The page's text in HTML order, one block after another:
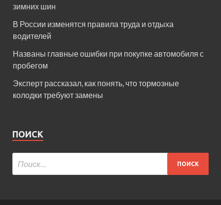
зимних шин
В России изменятся правила труда и отдыха
водителей
Названы главные ошибки при покупке автомобиля с
пробегом
Эксперт рассказал, как понять, что тормозные
колодки требуют замены
ПОИСК